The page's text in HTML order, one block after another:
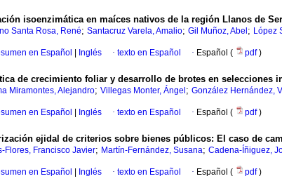
isoenzimática en maíces nativos de la región Llanos de
Santa Rosa, René; Santacruz Varela, Amalio; Gil Muñoz, Abel ; López
en Español Inglés · texto en Español · Español ( pdf)
de crecimiento foliar y desarrollo de brotes en selecciones
Miramontes, Alejandro; Villegas Monter, Ángel ; González Hernández,
en Español Inglés · texto en Español · Español ( pdf)
ejidal de criterios sobre bienes públicos: El caso de
Flores, Francisco Javier; Martín-Fernández, Susana; Cadena-Íñiguez,
en Español Inglés · texto en Español · Español ( pdf)